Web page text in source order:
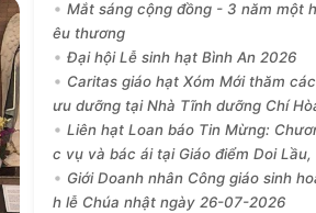
Mắt sáng cộng đồng - 3 năm một
êu thương
Đại hội Lễ sinh hạt Bình An 2026
Caritas giáo hạt Xóm Mới thăm
ưu dưỡng tại Nhà Tĩnh dưỡng Chí
Liên hạt Loan báo Tin Mừng:
c vụ và bác ái tại Giáo điểm Doi Lầu,
Giới Doanh nhân Công giáo sinh
h lễ Chúa nhật ngày 26-07-2026